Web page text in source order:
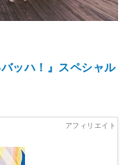
ッハ！』スペシャル